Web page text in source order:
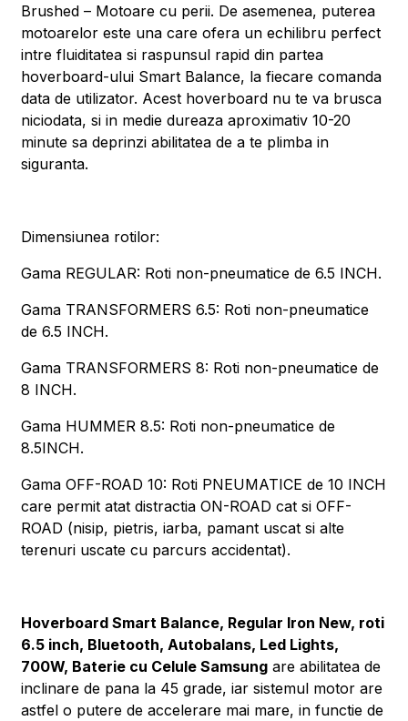
Brushed – Motoare cu perii. De asemenea, puterea
motoarelor este una care ofera un echilibru perfect
intre fluiditatea si raspunsul rapid din partea
hoverboard-ului Smart Balance, la fiecare comanda
data de utilizator. Acest hoverboard nu te va brusca
niciodata, si in medie dureaza aproximativ 10-20
minute sa deprinzi abilitatea de a te plimba in
siguranta.
Dimensiunea rotilor:
Gama REGULAR: Roti non-pneumatice de 6.5 INCH.
Gama TRANSFORMERS 6.5: Roti non-pneumatice
de 6.5 INCH.
Gama TRANSFORMERS 8: Roti non-pneumatice de
8 INCH.
Gama HUMMER 8.5: Roti non-pneumatice de
8.5INCH.
Gama OFF-ROAD 10: Roti PNEUMATICE de 10 INCH
care permit atat distractia ON-ROAD cat si OFF-
ROAD (nisip, pietris, iarba, pamant uscat si alte
terenuri uscate cu parcurs accidentat).
Hoverboard Smart Balance, Regular Iron New, roti
6.5 inch, Bluetooth, Autobalans, Led Lights,
700W, Baterie cu Celule Samsung are abilitatea de
inclinare de pana la 45 grade, iar sistemul motor are
astfel o putere de accelerare mai mare, in functie de